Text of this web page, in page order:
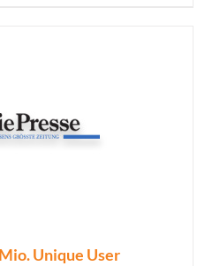
Unique User